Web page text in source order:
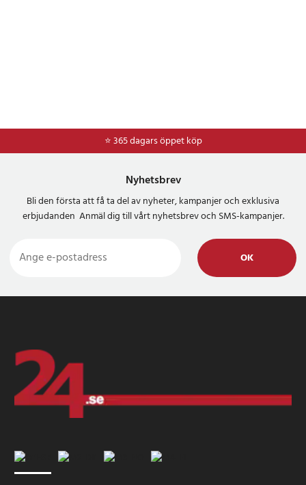
⭐ 365 dagars öppet köp
⭐Frakt 49kr *
Nyhetsbrev
Bli den första att få ta del av nyheter, kampanjer och exklusiva
erbjudanden Anmäl dig till vårt nyhetsbrev och SMS-kampanjer.
OK